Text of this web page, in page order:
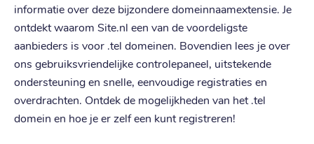
informatie over deze bijzondere domeinnaamextensie. Je
ontdekt waarom Site.nl een van de voordeligste
aanbieders is voor .tel domeinen. Bovendien lees je over
ons gebruiksvriendelijke controlepaneel, uitstekende
ondersteuning en snelle, eenvoudige registraties en
overdrachten. Ontdek de mogelijkheden van het .tel
domein en hoe je er zelf een kunt registreren!